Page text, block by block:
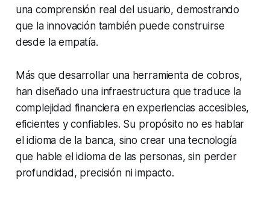
una comprensión real del usuario, demostrando
que la innovación también puede construirse
desde la empatía.
Más que desarrollar una herramienta de cobros,
han diseñado una infraestructura que traduce la
complejidad financiera en experiencias accesibles,
eficientes y confiables. Su propósito no es hablar
el idioma de la banca, sino crear una tecnología
que hable el idioma de las personas, sin perder
profundidad, precisión ni impacto.